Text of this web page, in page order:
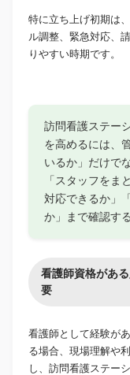
特に立ち上げ初期は
ル調整、緊急対応、
りやすい時期です。
訪問看護ステー
を高めるには、
いるか」だけで
「スタッフをま
対応できるか」
か」まで確認す
看護師資格があ
要
看護師として経験が
る場合、現場理解や
し、訪問看護ステー